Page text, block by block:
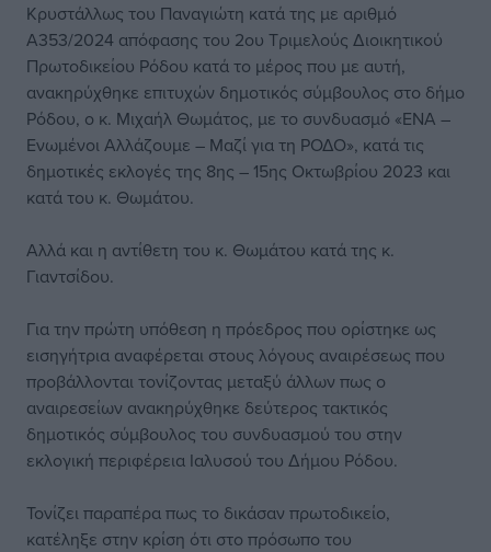
Κρυστάλλως του Παναγιώτη κατά της με αριθμό
Α353/2024 απόφασης του 2ου Τριμελούς Διοικητικού
Πρωτοδικείου Ρόδου κατά το μέρος που με αυτή,
ανακηρύχθηκε επιτυχών δημοτικός σύμβουλος στο δήμο
Ρόδου, ο κ. Μιχαήλ Θωμάτος, με το συνδυασμό «ΕΝΑ –
Ενωμένοι Αλλάζουμε – Μαζί για τη ΡΟΔΟ», κατά τις
δημοτικές εκλογές της 8ης – 15ης Οκτωβρίου 2023 και
κατά του κ. Θωμάτου.
Αλλά και η αντίθετη του κ. Θωμάτου κατά της κ.
Γιαντσίδου.
Για την πρώτη υπόθεση η πρόεδρος που ορίστηκε ως
εισηγήτρια αναφέρεται στους λόγους αναιρέσεως που
προβάλλονται τονίζοντας μεταξύ άλλων πως ο
αναιρεσείων ανακηρύχθηκε δεύτερος τακτικός
δημοτικός σύμβουλος του συνδυασμού του στην
εκλογική περιφέρεια Ιαλυσού του Δήμου Ρόδου.
Τονίζει παραπέρα πως το δικάσαν πρωτοδικείο,
κατέληξε στην κρίση ότι στο πρόσωπο του